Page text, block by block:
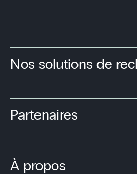
Nos solutions de
Partenaires
À propos